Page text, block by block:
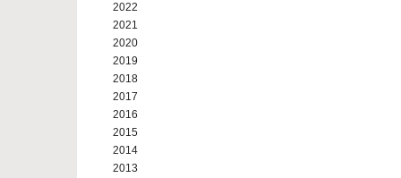
2022
2021
2020
2019
2018
2017
2016
2015
2014
2013